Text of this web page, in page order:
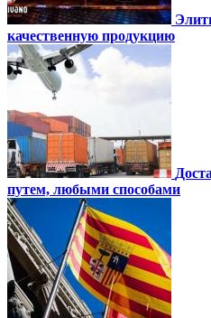
качественную продукцию
путем, любыми способами